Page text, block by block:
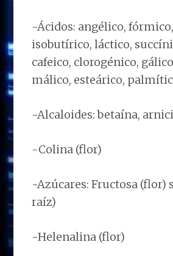
-Ácidos: angélico,
isobutírico, láctico,
cafeico, clorogénico,
málico, esteárico,
-Alcaloides: betaína,
-Colina (flor)
-Azúcares: Fructosa (flor)
raíz)
-Helenalina (flor)